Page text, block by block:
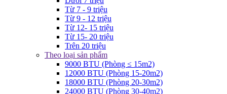
Từ 7 - 9 triệu
Từ 9 - 12 triệu
Từ 12- 15 triệu
Từ 15- 20 triệu
Trên 20 triệu
Theo loại sản phẩm
9000 BTU (Phòng ≤ 15m2)
12000 BTU (Phòng 15-20m2)
18000 BTU (Phòng 20-30m2)
24000 BTU (Phòng 30-40m2)